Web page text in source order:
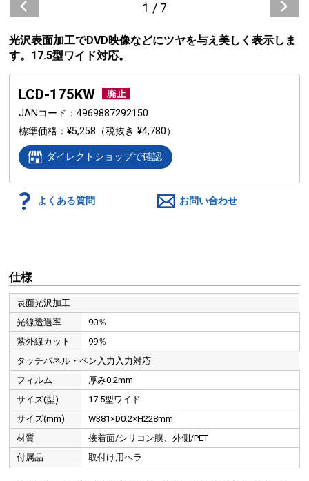
1 / 7
光沢表面加工でDVD映像などにツヤを与え美しく表示しま
す。17.5型ワイド対応。
LCD-175KW
JANコード
4969887292150
標準価格
¥5,258 （税抜き ¥4,780）
ダイレクトショップで確認
よくある質問 お問い合わせ
仕様
表面光沢加工
光線透過率
90％
紫外線カット
99％
タッチパネル・ペン入力入力対応
フィルム
厚み0.2mm
サイズ(型)
17.5型ワイド
サイズ(mm)
W381×D0.2×H228mm
材質
接着面/シリコン膜、外側/PET
付属品
取付け用ヘラ